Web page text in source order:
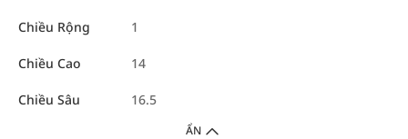
Chiều Rộng 1
Chiều Cao 14
Chiều Sâu 16.5
ẨN